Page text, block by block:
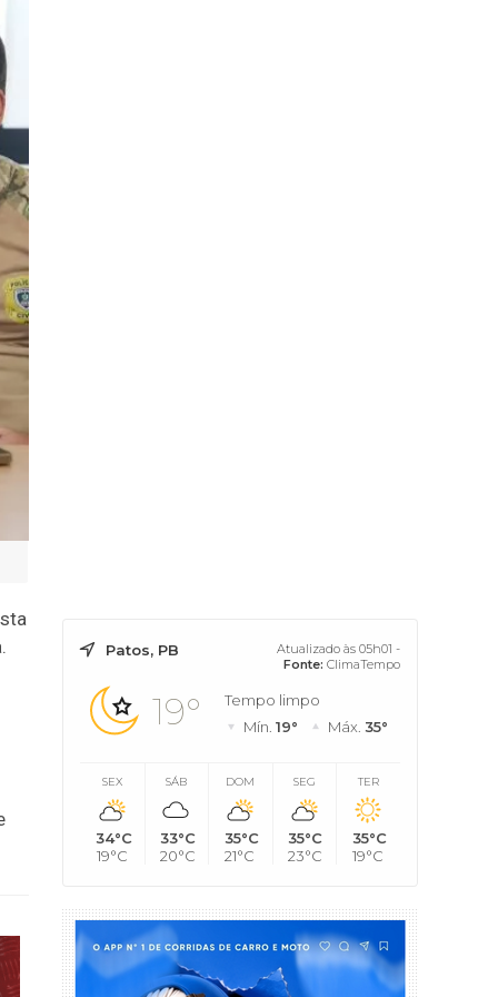
Patos, PB
Atualizado às 05h01 -
Fonte: ClimaTempo
19°
Tempo limpo
Mín. 19° Máx. 35°
SEX
34°C
19°C
SÁB
33°C
20°C
DOM
35°C
21°C
SEG
35°C
23°C
TER
35°C
19°C